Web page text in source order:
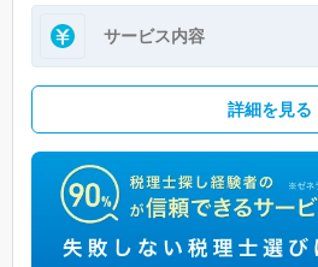
サービス内容
詳細を見る